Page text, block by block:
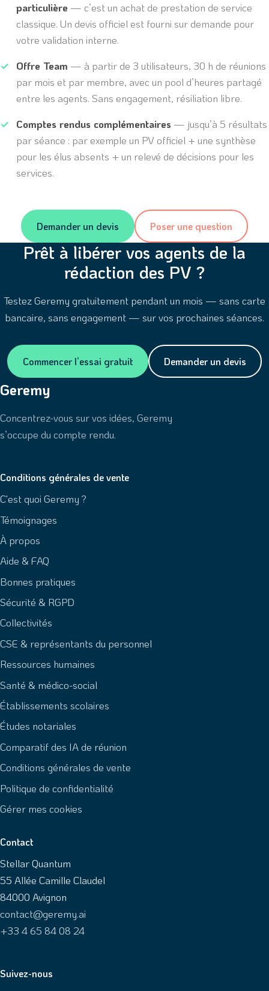
particulière — c’est un achat de prestation de service
classique. Un devis officiel est fourni sur demande pour
votre validation interne.
Offre Team — à partir de 3 utilisateurs, 30 h de réunions
par mois et par membre, avec un pool d’heures partagé
entre les agents. Sans engagement, résiliation libre.
Comptes rendus complémentaires — jusqu’à 5 résultats
par séance : par exemple un PV officiel + une synthèse
pour les élus absents + un relevé de décisions pour les
services.
Demander un devis Poser une question
Prêt à libérer vos agents de la
rédaction des PV ?
Testez Geremy gratuitement pendant un mois — sans carte
bancaire, sans engagement — sur vos prochaines séances.
Commencer l’essai gratuit Demander un devis
Geremy
Concentrez-vous sur vos idées, Geremy
s’occupe du compte rendu.
Conditions générales de vente
C'est quoi Geremy ?
Témoignages
À propos
Aide & FAQ
Bonnes pratiques
Sécurité & RGPD
Collectivités
CSE & représentants du personnel
Ressources humaines
Santé & médico-social
Établissements scolaires
Études notariales
Comparatif des IA de réunion
Conditions générales de vente
Politique de confidentialité
Gérer mes cookies
Contact
Stellar Quantum
55 Allée Camille Claudel
84000 Avignon
contact@geremy.ai
+33 4 65 84 08 24
Suivez-nous